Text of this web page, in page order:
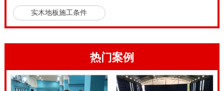
工程师特意提示，挑选室内体育运动木地板还会出现色
差，这不必担心。因为室内体育运动木地板出现色差是
和土壤条件差异的影响，自然形成同一株木材的不同部
分的色泽，纹理各异。心材通常色深，位于树干横切面
的内部，心材由边材逐渐转化形成，而边材位于树干的
实木地板施工条件
热门案例